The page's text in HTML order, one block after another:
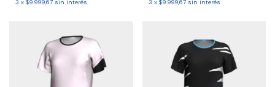
3 x $9.999,67 sin interés 3 x $9.999,67 sin interés